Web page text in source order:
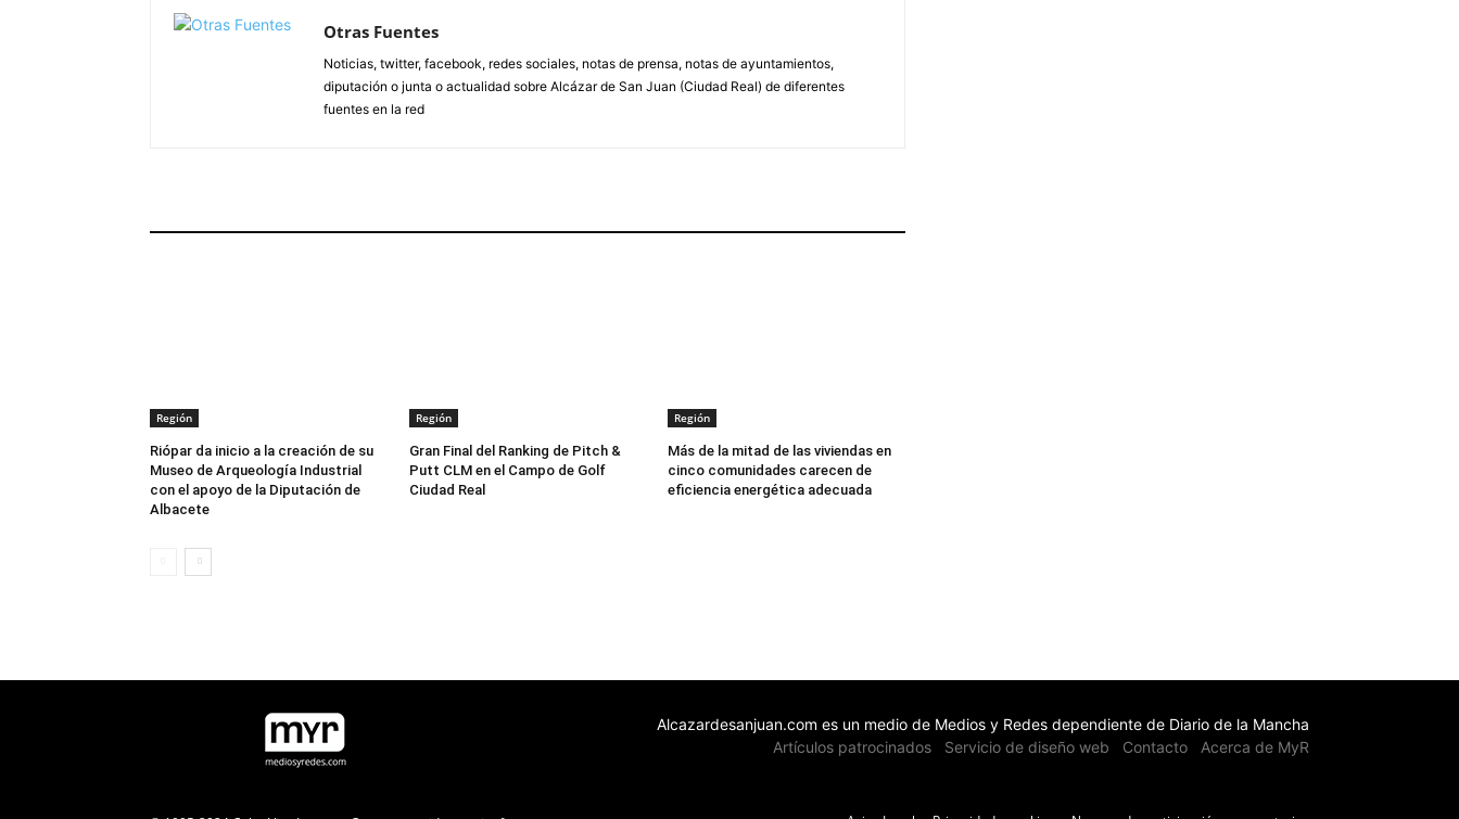
Otras Fuentes
Noticias, twitter, facebook, redes sociales, notas de prensa, notas de ayuntamientos,
diputación o junta o actualidad sobre Alcázar de San Juan (Ciudad Real) de diferentes
fuentes en la red
Región
Riópar da inicio a la creación de su
Museo de Arqueología Industrial
con el apoyo de la Diputación de
Albacete
Región
Gran Final del Ranking de Pitch &
Putt CLM en el Campo de Golf
Ciudad Real
Región
Más de la mitad de las viviendas en
cinco comunidades carecen de
eficiencia energética adecuada
Alcazardesanjuan.com es un medio de Medios y Redes dependiente de Diario de la Mancha
Artículos patrocinados
Servicio de diseño web Contacto Acerca de MyR